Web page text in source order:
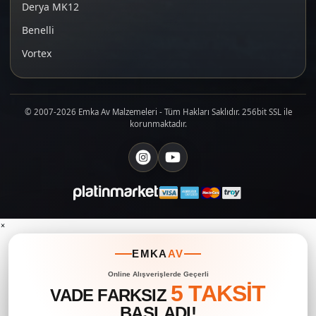
Derya MK12
Benelli
Vortex
© 2007-2026 Emka Av Malzemeleri - Tüm Hakları Saklıdır. 256bit SSL ile
korunmaktadır.
×
EMKAAV
Online Alışverişlerde Geçerli
VADE FARKSIZ 5 TAKSİT